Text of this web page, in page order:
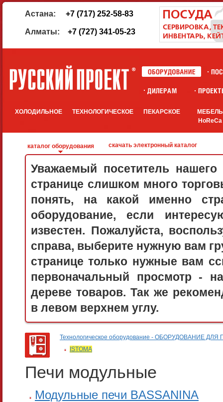
Астана: +7 (717) 252-58-83
Алматы: +7 (727) 341-05-23
ХОЛОДИЛЬНОЕ ТЕХНОЛОГИЧЕСКОЕ ПЕКАРСКОЕ
МЕБЕЛЬ
HoReCa
каталог оборудования скачать электронный каталог
Уважаемый посетитель
странице слишком много
понять, на какой именно
оборудование, если
известен. Пожалуйста,
справа, выберите нужную вам
странице только нужные вам
первоначальный просмотр -
дереве товаров. Так же
в левом верхнем углу.
Технологическое оборудование - ОБОРУДОВАНИЕ
ISTOMA
Печи модульные
Модульные печи BASSANINA